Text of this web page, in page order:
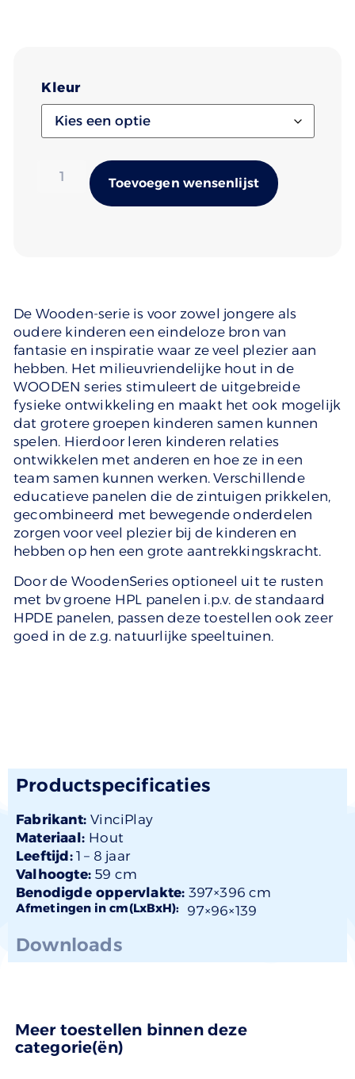
Kleur
Toevoegen wensenlijst
De Wooden-serie is voor zowel jongere als
oudere kinderen een eindeloze bron van
fantasie en inspiratie waar ze veel plezier aan
hebben. Het milieuvriendelijke hout in de
WOODEN series stimuleert de uitgebreide
fysieke ontwikkeling en maakt het ook mogelijk
dat grotere groepen kinderen samen kunnen
spelen. Hierdoor leren kinderen relaties
ontwikkelen met anderen en hoe ze in een
team samen kunnen werken. Verschillende
educatieve panelen die de zintuigen prikkelen,
gecombineerd met bewegende onderdelen
zorgen voor veel plezier bij de kinderen en
hebben op hen een grote aantrekkingskracht.
Door de WoodenSeries optioneel uit te rusten
met bv groene HPL panelen i.p.v. de standaard
HPDE panelen, passen deze toestellen ook zeer
goed in de z.g. natuurlijke speeltuinen.
Productspecificaties
Fabrikant:VinciPlay
Materiaal: Hout
Leeftijd:1 – 8 jaar
Valhoogte: 59 cm
Benodigde oppervlakte: 397×396 cm
Afmetingen in cm(LxBxH): 97×96×139
Downloads
Meer toestellen binnen deze
categorie(ën)